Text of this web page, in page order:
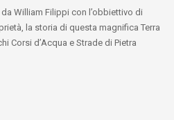
William Filippi con l’obbiettivo di
la storia di questa magnifica Terra
Corsi d’Acqua e Strade di Pietra